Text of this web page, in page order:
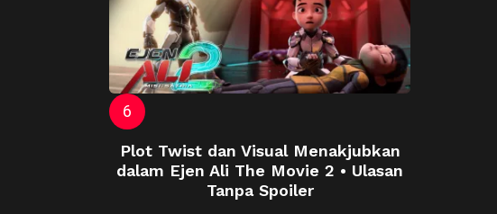
Plot Twist dan Visual Menakjubkan
dalam Ejen Ali The Movie 2 • Ulasan
Tanpa Spoiler